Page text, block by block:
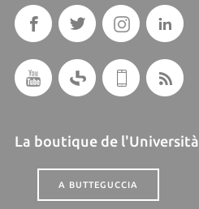
La boutique de l'Università
A BUTTEGUCCIA